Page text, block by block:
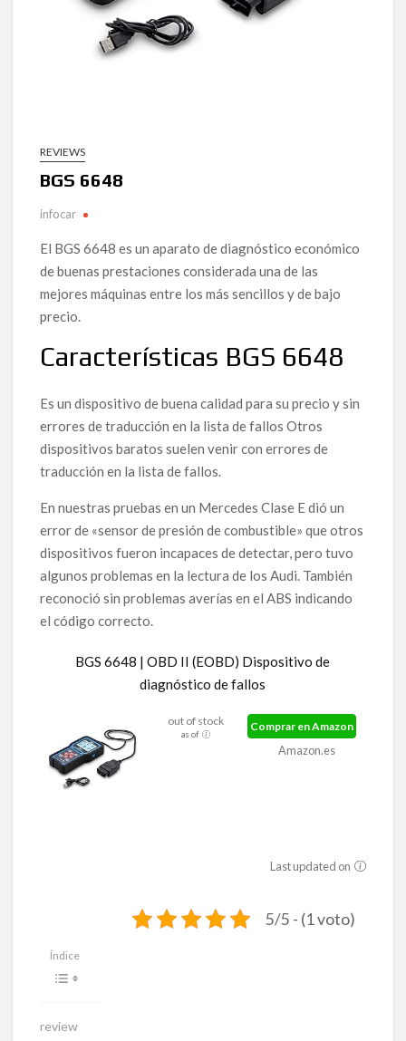
REVIEWS
BGS 6648
infocar
El BGS 6648 es un aparato de diagnóstico económico
de buenas prestaciones considerada una de las
mejores máquinas entre los más sencillos y de bajo
precio.
Características BGS 6648
Es un dispositivo de buena calidad para su precio y sin
errores de traducción en la lista de fallos Otros
dispositivos baratos suelen venir con errores de
traducción en la lista de fallos.
En nuestras pruebas en un Mercedes Clase E dió un
error de «sensor de presión de combustible» que otros
dispositivos fueron incapaces de detectar, pero tuvo
algunos problemas en la lectura de los Audi. También
reconoció sin problemas averías en el ABS indicando
el código correcto.
BGS 6648 | OBD II (EOBD) Dispositivo de
diagnóstico de fallos
out of stock
as of
Comprar en Amazon
Amazon.es
Last updated on
5/5 - (1 voto)
Índice
review